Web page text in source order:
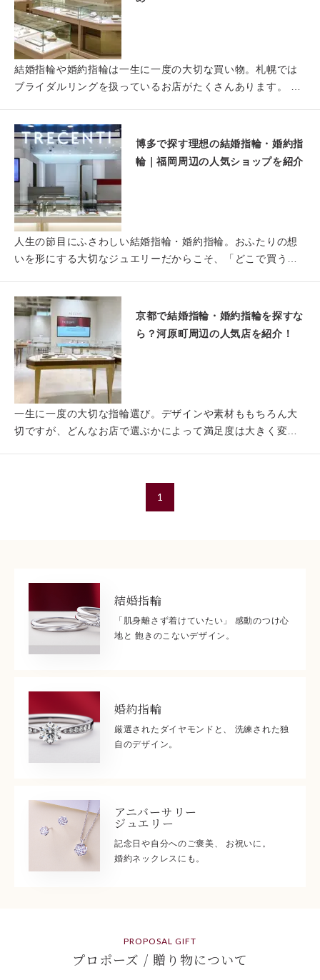
結婚指輪や婚約指輪は一生に一度の大切な買い物。札幌では
ブライダルリングを扱っているお店がたくさんあります。 た
博多で探す理想の結婚指輪・婚約指
輪｜福岡周辺の人気ショップを紹介
人生の節目にふさわしい結婚指輪・婚約指輪。おふたりの想
いを形にする大切なジュエリーだからこそ、「どこで買う
京都で結婚指輪・婚約指輪を探すな
ら？河原町周辺の人気店を紹介！
一生に一度の大切な指輪選び。デザインや素材ももちろん大
切ですが、どんなお店で選ぶかによって満足度は大きく変わ
1
結婚指輪
「肌身離さず着けていたい」 感動のつけ心
地と 飽きのこないデザイン。
婚約指輪
厳選されたダイヤモンドと、 洗練された独
自のデザイン。
アニバーサリー
ジュエリー
記念日や自分へのご褒美、 お祝いに。
婚約ネックレスにも。
PROPOSAL GIFT
プロポーズ / 贈り物について